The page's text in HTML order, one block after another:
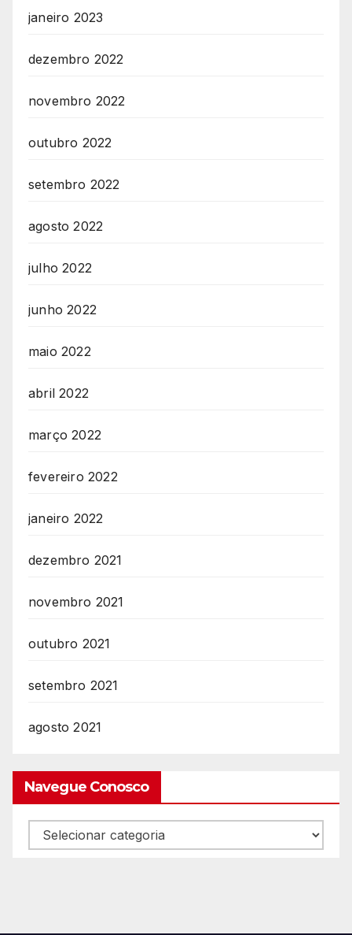
janeiro 2023
dezembro 2022
novembro 2022
outubro 2022
setembro 2022
agosto 2022
julho 2022
junho 2022
maio 2022
abril 2022
março 2022
fevereiro 2022
janeiro 2022
dezembro 2021
novembro 2021
outubro 2021
setembro 2021
agosto 2021
Navegue Conosco
Navegue
Conosco